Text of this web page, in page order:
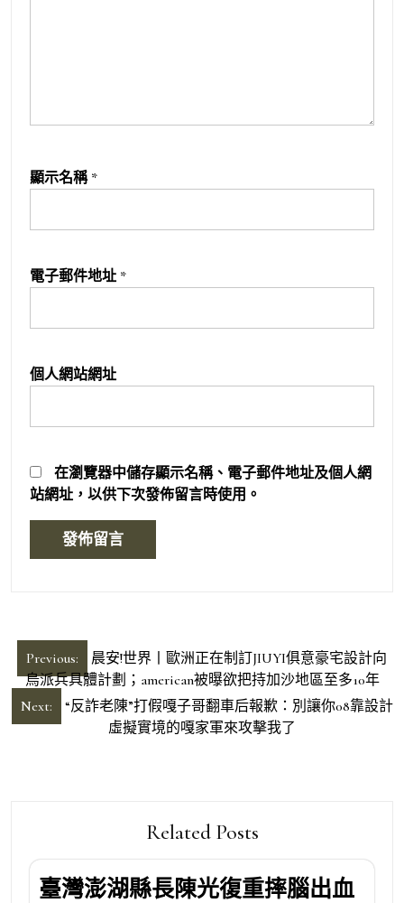
顯示名稱 *
電子郵件地址 *
個人網站網址
在瀏覽器中儲存顯示名稱、電子郵件地址及個人網
站網址，以供下次發佈留言時使用。
文
章
導
Previous:
晨安!世界丨歐洲正在制訂JIUYI俱意豪宅設計向
烏派兵具體計劃；american被曝欲把持加沙地區至多10年
Next:
“反詐老陳”打假嘎子哥翻車后報歉：別讓你08靠設計
虛擬實境的嘎家軍來攻擊我了
Related Posts
臺灣澎湖縣長陳光復重摔腦出血